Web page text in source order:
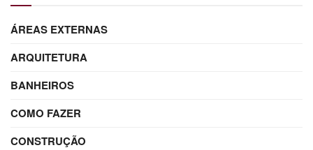
ÁREAS EXTERNAS
ARQUITETURA
BANHEIROS
COMO FAZER
CONSTRUÇÃO